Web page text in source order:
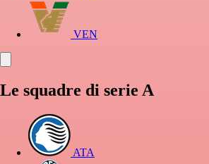
VEN
Le squadre di serie A
ATA